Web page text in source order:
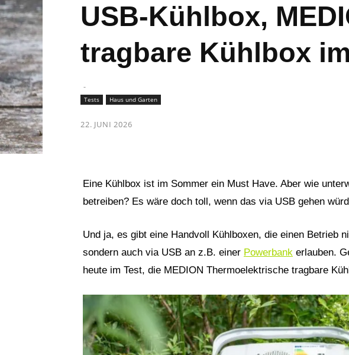
USB-Kühlbox,
tragbare Kühlbox
-
Tests
Haus und Garten
22. JUNI 2026
Eine Kühlbox ist im Sommer ein Must Have. Aber wie
betreiben? Es wäre doch toll, wenn das via USB gehen
Und ja, es gibt eine Handvoll Kühlboxen, die einen Betrieb
sondern auch via USB an z.B. einer Powerbank erlauben.
heute im Test, die MEDION Thermoelektrische tragbare